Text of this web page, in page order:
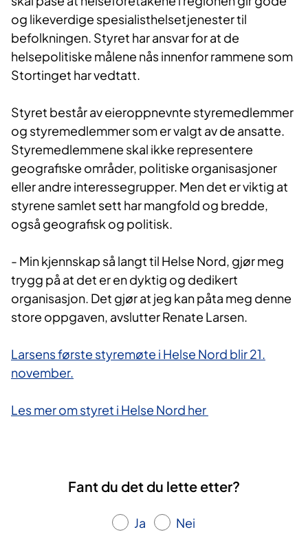
og likeverdige spesialisthelsetjenester til
befolkningen. Styret har ansvar for at de
helsepolitiske målene nås innenfor rammene som
Stortinget har vedtatt.
Styret består av eieroppnevnte styremedlemmer
og styremedlemmer som er valgt av de ansatte.
Styremedlemmene skal ikke representere
geografiske områder, politiske organisasjoner
eller andre interessegrupper. Men det er viktig at
styrene samlet sett har mangfold og bredde,
også geografisk og politisk.
- Min kjennskap så langt til Helse Nord, gjør meg
trygg på at det er en dyktig og dedikert
organisasjon. Det gjør at jeg kan påta meg denne
store oppgaven, avslutter Renate Larsen.
Larsens første styremøte i Helse Nord blir 21.
november.
Les mer om styret i Helse Nord her
Fant du det du lette etter?
Ja Nei